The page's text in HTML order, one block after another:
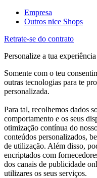
Empresa
Outros nice Shops
Retrate-se do contrato
Personalize a tua
Somente com o teu
outras tecnologias para te
personalizada.
Para tal, recolhemos dados
comportamento e os seus
otimização contínua do
conteúdos personalizados,
de utilização. Além disso,
encriptados com
dos canais de publicidade
utilizares os seus serviços.